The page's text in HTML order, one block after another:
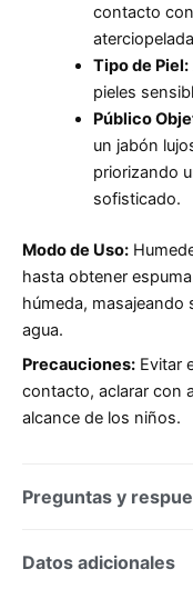
contacto
Tipo de Piel:
pieles
Público
un jabón
priorizando
sofisticado.
Modo de Uso:
hasta obtener
húmeda, masajeando
agua.
Precauciones: Evitar
contacto, aclarar con
alcance de los niños.
Preguntas y
Preguntas y respuestas
Datos adicionales